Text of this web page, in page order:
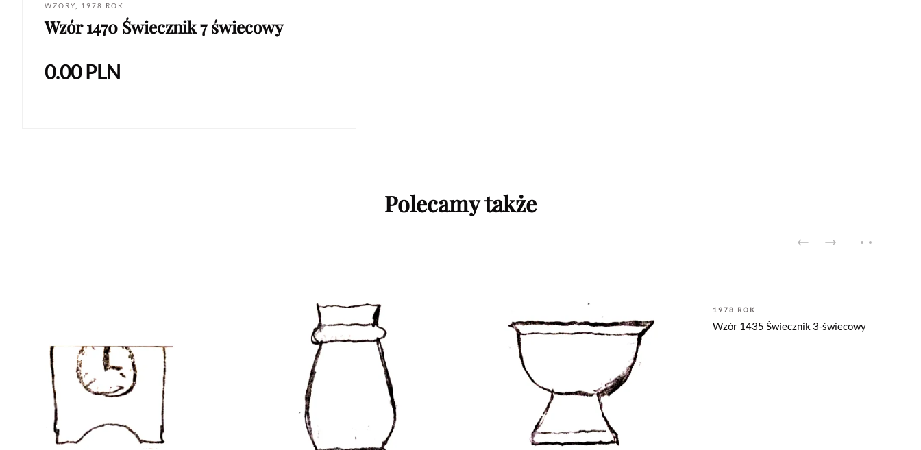
WZORY 1978 ROK
Wzór 1470 Świecznik 7 świecowy
0.00PLN
Polecamy także
1978 ROK
Wzór 1435 Świecznik 3-świecowy